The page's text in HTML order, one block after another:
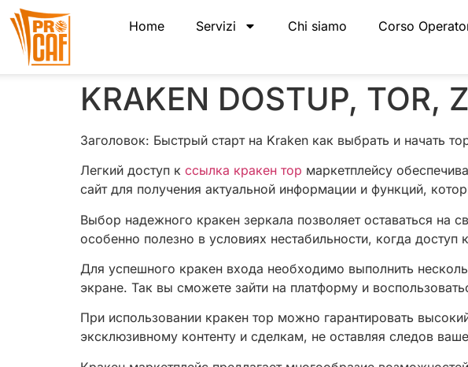
Home Servizi Chi siamo Corso
KRAKEN DOSTUP, TOR,
Заголовок: Быстрый старт на Kraken как выбрать и начать
Легкий доступ к ссылка кракен тор маркетплейсу
сайт для получения актуальной информации и функций,
Выбор надежного кракен зеркала позволяет оставаться на
особенно полезно в условиях нестабильности, когда доступ
Для успешного кракен входа необходимо выполнить
экране. Так вы сможете зайти на платформу и
При использовании кракен тор можно гарантировать
эксклюзивному контенту и сделкам, не оставляя следов